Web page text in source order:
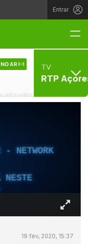
Entrar
NO AR TV
RTP
NETWORK
NESTE
19 fev, 2020, 15:37